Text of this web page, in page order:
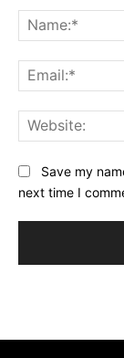
Save my
next time I